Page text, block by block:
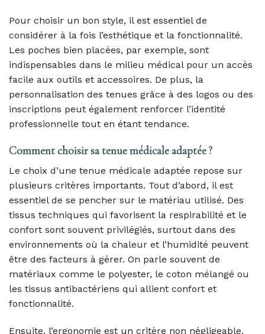
Pour choisir un bon style, il est essentiel de
considérer à la fois l’esthétique et la fonctionnalité.
Les poches bien placées, par exemple, sont
indispensables dans le milieu médical pour un accès
facile aux outils et accessoires. De plus, la
personnalisation des tenues grâce à des logos ou des
inscriptions peut également renforcer l’identité
professionnelle tout en étant tendance.
Comment choisir sa tenue médicale adaptée ?
Le choix d’une tenue médicale adaptée repose sur
plusieurs critères importants. Tout d’abord, il est
essentiel de se pencher sur le matériau utilisé. Des
tissus techniques qui favorisent la respirabilité et le
confort sont souvent privilégiés, surtout dans des
environnements où la chaleur et l’humidité peuvent
être des facteurs à gérer. On parle souvent de
matériaux comme le polyester, le coton mélangé ou
les tissus antibactériens qui allient confort et
fonctionnalité.
Ensuite, l’ergonomie est un critère non négligeable.